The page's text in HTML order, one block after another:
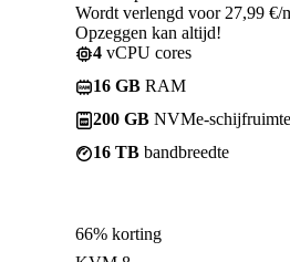
Wordt verlengd voor 27,99 €/
Opzeggen kan altijd!
4 vCPU cores
16 GB RAM
200 GB NVMe-schijfruimte
16 TB bandbreedte
66% korting